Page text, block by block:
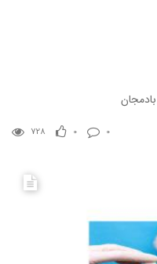
728 0 0